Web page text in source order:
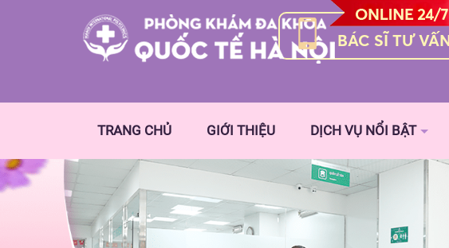
BÁC SĨ TƯ VẤN
TRANG CHỦ GIỚI THIỆU DỊCH VỤ NỔI BẬT